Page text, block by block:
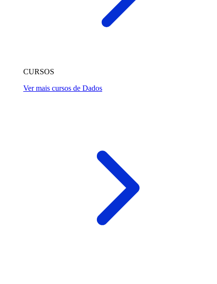
CURSOS
Ver mais cursos de Dados